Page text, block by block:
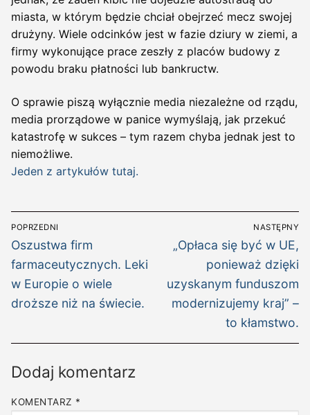
miasta, w którym będzie chciał obejrzeć mecz swojej
drużyny. Wiele odcinków jest w fazie dziury w ziemi, a
firmy wykonujące prace zeszły z placów budowy z
powodu braku płatności lub bankructw.
O sprawie piszą wyłącznie media niezależne od rządu,
media prorządowe w panice wymyślają, jak przekuć
katastrofę w sukces – tym razem chyba jednak jest to
niemożliwe.
Jeden z artykułów tutaj.
Nawigacja
wpisu
POPRZEDNI
Poprzedni
wpis:
Oszustwa firm
farmaceutycznych. Leki
w Europie o wiele
droższe niż na świecie.
NASTĘPNY
Następny
„Opłaca się być w UE,
ponieważ dzięki
uzyskanym funduszom
modernizujemy kraj” –
to kłamstwo.
Dodaj komentarz
KOMENTARZ *